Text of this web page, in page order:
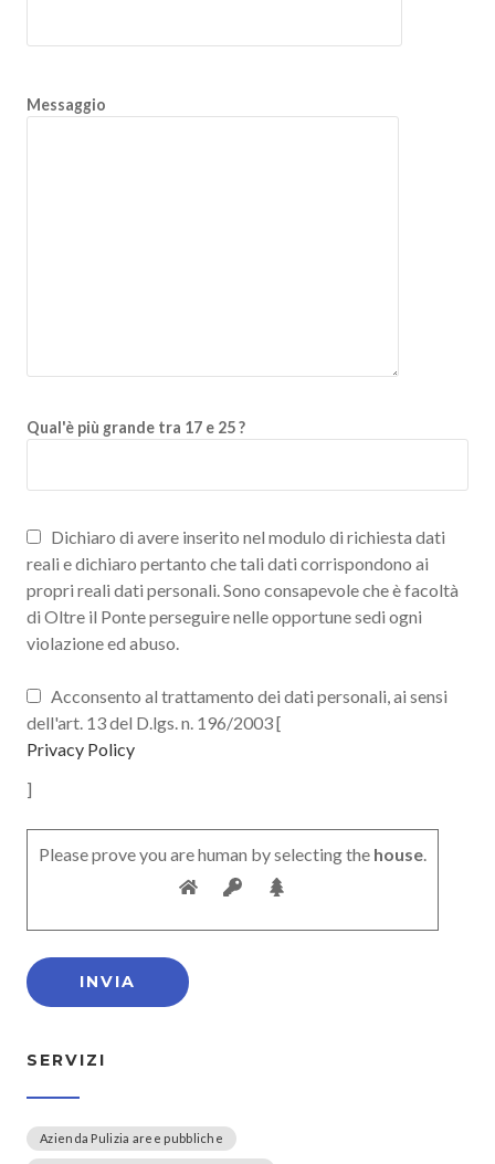
Messaggio
Qual'è più grande tra 17 e 25 ?
Dichiaro di avere inserito nel modulo di richiesta dati
reali e dichiaro pertanto che tali dati corrispondono ai
propri reali dati personali. Sono consapevole che è facoltà
di Oltre il Ponte perseguire nelle opportune sedi ogni
violazione ed abuso.
Acconsento al trattamento dei dati personali, ai sensi
dell'art. 13 del D.lgs. n. 196/2003 [
Privacy Policy
]
Please prove you are human by selecting the house.
SERVIZI
Azienda Pulizia aree pubbliche